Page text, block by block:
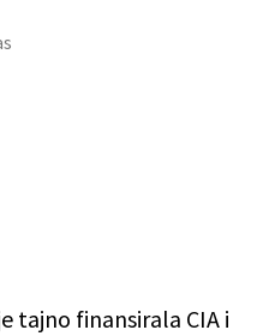
tajno finansirala CIA i